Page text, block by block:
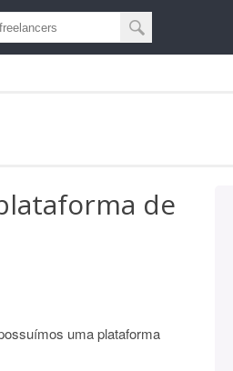
de
uma plataforma